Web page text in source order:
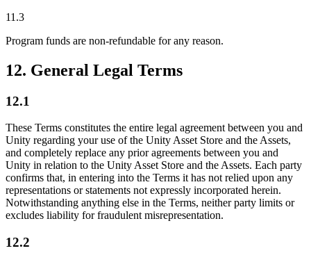
11.3
Program funds are non-refundable for any reason.
12. General Legal Terms
12.1
These Terms constitutes the entire legal agreement between you and
Unity regarding your use of the Unity Asset Store and the Assets,
and completely replace any prior agreements between you and
Unity in relation to the Unity Asset Store and the Assets. Each party
confirms that, in entering into the Terms it has not relied upon any
representations or statements not expressly incorporated herein.
Notwithstanding anything else in the Terms, neither party limits or
excludes liability for fraudulent misrepresentation.
12.2